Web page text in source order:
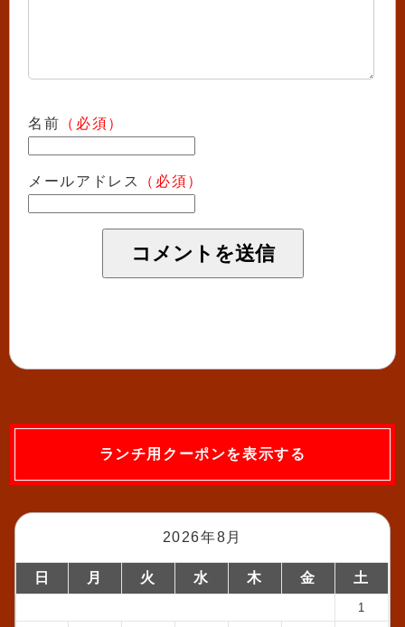
名前 （必須）
メールアドレス （必須）
ランチ用クーポンを表示する
2026年8月
日 月 火 水 木 金 土
1